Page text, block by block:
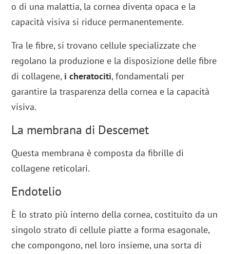
o di una malattia, la cornea diventa opaca e la
capacità visiva si riduce permanentemente.
Tra le fibre, si trovano cellule specializzate che
regolano la produzione e la disposizione delle fibre
di collagene, i cheratociti, fondamentali per
garantire la trasparenza della cornea e la capacità
visiva.
La membrana di Descemet
Questa membrana è composta da fibrille di
collagene reticolari.
Endotelio
È lo strato più interno della cornea, costituito da un
singolo strato di cellule piatte a forma esagonale,
che compongono, nel loro insieme, una sorta di